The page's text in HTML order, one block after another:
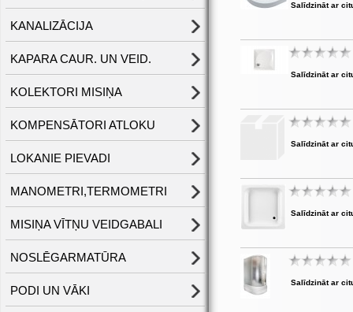
KANALIZĀCIJA
KAPARA CAUR. UN VEID.
KOLEKTORI MISIŅA
KOMPENSĀTORI ATLOKU
LOKANIE PIEVADI
MANOMETRI,TERMOMETRI
MISIŅA VĪTŅU VEIDGABALI
NOSLĒGARMATŪRA
PODI UN VĀKI
Salīdzināt ar
Salīdzināt ar
Salīdzināt ar
Salīdzināt ar
Salīdzināt ar